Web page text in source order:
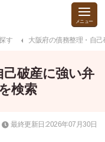
す 大阪府の債務整理・自
己破産に強い弁
検索
最終更新日:2026年07月30日